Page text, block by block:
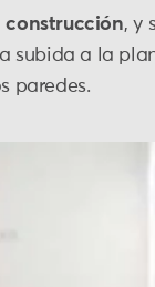
construcción, y
subida a la
paredes.